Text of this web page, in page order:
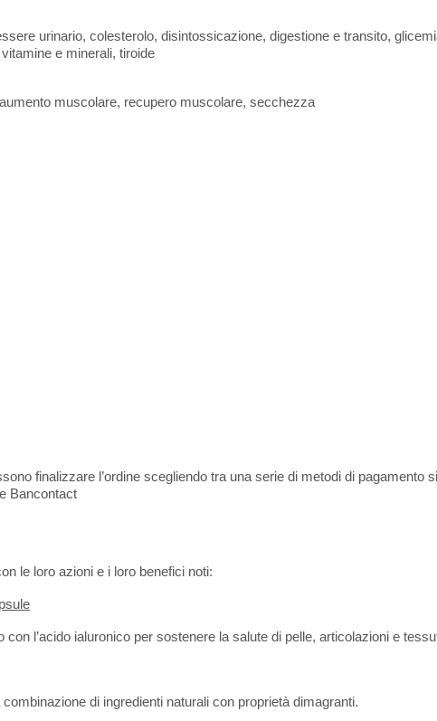
urinario, colesterolo, disintossicazione, digestione e transito,
e minerali, tiroide
muscolare, recupero muscolare, secchezza
finalizzare l’ordine scegliendo tra una serie di metodi di pagamento
Bancontact
le loro azioni e i loro benefici noti:
l’acido ialuronico per sostenere la salute di pelle, articolazioni e
di ingredienti naturali con proprietà dimagranti.